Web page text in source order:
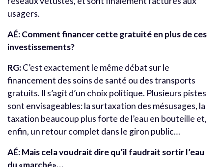
usagers.
AÉ: Comment financer cette gratuité en plus de ces
investissements?
RG:C’est exactement le même débat sur le
financement des soins de santé ou des transports
gratuits. Il s’agit d’un choix politique. Plusieurs pistes
sont envisageables: la surtaxation des mésusages, la
taxation beaucoup plus forte de l’eau en bouteille et,
enfin, un retour complet dans le giron public…
AÉ: Mais cela voudrait dire qu’il faudrait sortir l’eau
du «marché»…